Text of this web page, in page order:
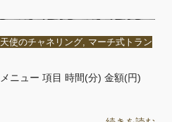
天使のチャネリング, マーチ式トラン
ニュー 項目 時間(分) 金額(円)